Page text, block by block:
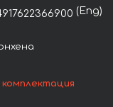
(Eng)